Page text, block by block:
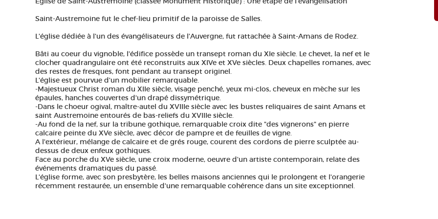
Saint-Austremoine fut le chef-lieu primitif de la paroisse de Salles.
L'église dédiée à l'un des évangélisateurs de l'Auvergne, fut rattachée à Saint-Amans de Rodez.
Bâti au coeur du vignoble, l'édifice possède un transept roman du XIe siècle. Le chevet, la nef et le
clocher quadrangulaire ont été reconstruits aux XIVe et XVe siècles. Deux chapelles romanes, avec
des restes de fresques, font pendant au transept originel.
L'église est pourvue d'un mobilier remarquable.
-Majestueux Christ roman du XIIe siècle, visage penché, yeux mi-clos, cheveux en mèche sur les
épaules, hanches couvertes d'un drapé dissymétrique.
-Dans le choeur ogival, maître-autel du XVIIIe siècle avec les bustes reliquaires de saint Amans et
saint Austremoine entourés de bas-reliefs du XVIIIe siècle.
-Au fond de la nef, sur la tribune gothique, remarquable croix dite "des vignerons" en pierre
calcaire peinte du XVe siècle, avec décor de pampre et de feuilles de vigne.
A l'extérieur, mélange de calcaire et de grés rouge, courent des cordons de pierre sculptée au-
dessus de deux enfeux gothiques.
Face au porche du XVe siècle, une croix moderne, oeuvre d'un artiste contemporain, relate des
événements dramatiques du passé.
L'église forme, avec son presbytère, les belles maisons anciennes qui le prolongent et l'orangerie
récemment restaurée, un ensemble d'une remarquable cohérence dans un site exceptionnel.